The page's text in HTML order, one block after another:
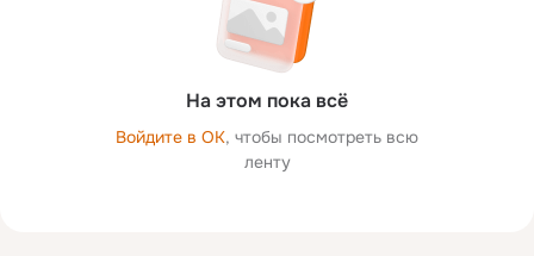
На этом пока всё
Войдите в ОК, чтобы посмотреть всю
ленту